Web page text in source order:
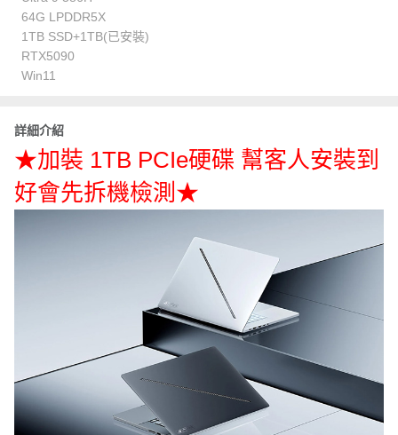
64G LPDDR5X
1TB SSD+1TB(已安裝)
RTX5090
Win11
詳細介紹
★加裝 1TB PCIe硬碟 幫客人安裝到
好會先拆機檢測★